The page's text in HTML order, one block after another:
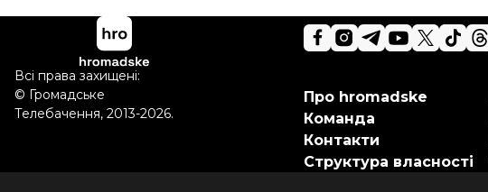
Про hromadske
Команда
Контакти
Структура власності
Всі права захищені:
© Громадське
Телебачення, 2013-2026.